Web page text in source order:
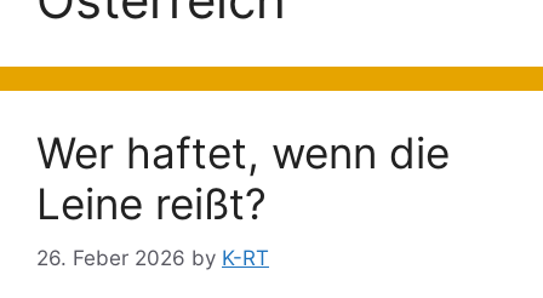
Wer haftet, wenn die
Leine reißt?
26. Feber 2026 by K-RT